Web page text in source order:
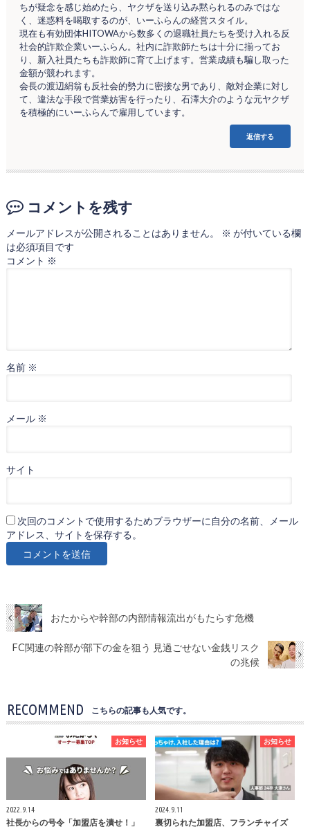
ちが疑念を感じ始めたら、ヤクザを送り込み黙られるのみではな
く、迷惑料を喝取するのが、いーふらんの経営スタイル。
現在も有効団体HITOWAから数多くの退職社員たちを受け入れる反
社会的詐欺企業いーふらん。社内に詐欺師たちは十分に揃ってお
り、新入社員たちも詐欺師に育て上げます。営業成績も騙し取った
金額が競われます。
会長の渡辺絹翁も反社会的勢力に密接な男であり、敵対企業に対し
て、違法な手段で営業妨害を行ったり、石澤大介のような元ヤクザ
を積極的にいーふらんで雇用しています。
返信する
コメントを残す
メールアドレスが公開されることはありません。 ※ が付いている欄
は必須項目です
コメント ※
名前 ※
メール ※
サイト
次回のコメントで使用するためブラウザーに自分の名前、メール
アドレス、サイトを保存する。
おたからや幹部の内部情報流出がもたらす危機
FC関連の幹部が部下の金を狙う 見過ごせない金銭リスク
の兆候
RECOMMEND こちらの記事も人気です。
お知らせ
2022.9.14
社長からの号令「加盟店を潰せ！」
お知らせ
2024.9.11
裏切られた加盟店、フランチャイズ